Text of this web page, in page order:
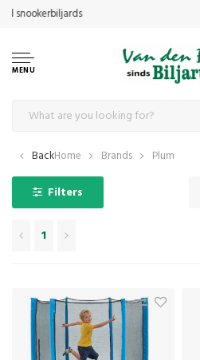
MENU
BackHome Brands Plum
Filters
1